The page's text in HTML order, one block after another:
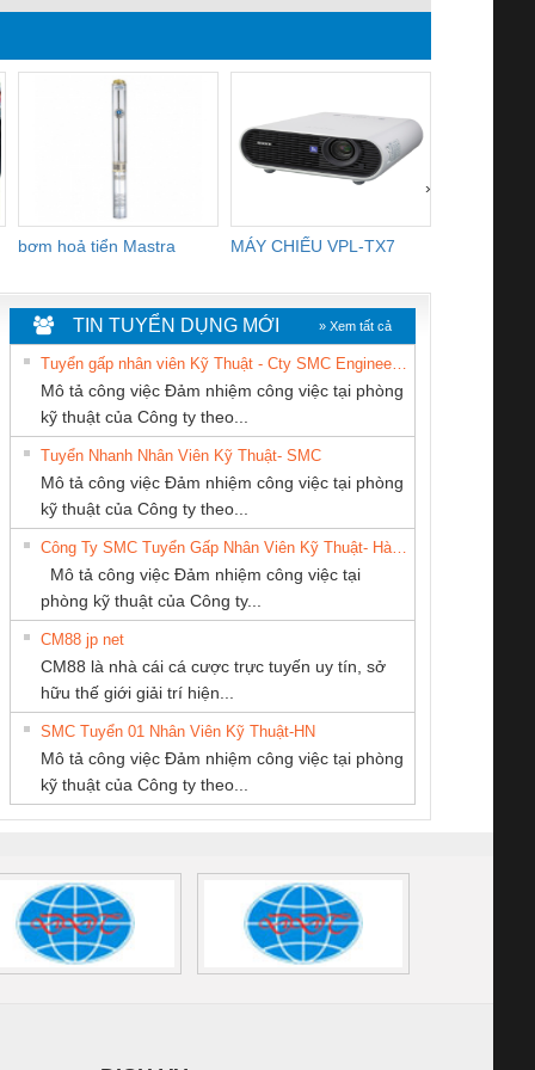
bơm hoả tiển Mastra MÁY CHIẾU VPL-TX7
›
Le An Toàn
Contact
– PSR-
SCP-
FSP/2X1/1X2
sát chuỗi
tấm pin
16I+
(2502520000)
Bộ giám sát chuỗi
tấm pin
TRANSCLINIC 16I+
1K5 L (2433950000)
Bộ giám sát dòng
TRANSCLINIC 16I+
(2008130000)
Bộ chỉnh lưu nguồn
điện TRANSCLINIC
BKE 1K5.4
(7791400879)2. Giá
Nẹp nhôm chống
trơn Đà Nẵng
CÔNG TY CỔ
PHẦN DÂY VÀ
CÁP ĐIỆN
THƯỢNG ĐÌNH
CÔNG TY CỔ
PHẦN TỰ ĐỘNG
TIẾN HƯNG
CÔNG TY CP TỰ
HƯNG
Cty TNHH TM QC
Ba Miền
THƯƠNG MẠI
THIÊN ÂN VIỆT
NAM
THƯƠNG MẠI
GIA HƯNG PHÁT
TIN TUYỂN DỤNG MỚI » Xem tất cả
Mô tả công việc Đảm nhiệm công việc tại phòng
kỹ thuật của Công ty theo...
Tuyển Nhanh Nhân Viên Kỹ Thuật- SMC
Mô tả công việc Đảm nhiệm công việc tại phòng
kỹ thuật của Công ty theo...
Mô tả công việc Đảm nhiệm công việc tại
phòng kỹ thuật của Công ty...
CM88 jp net
CM88 là nhà cái cá cược trực tuyến uy tín, sở
hữu thế giới giải trí hiện...
SMC Tuyển 01 Nhân Viên Kỹ Thuật-HN
Mô tả công việc Đảm nhiệm công việc tại phòng
kỹ thuật của Công ty theo...